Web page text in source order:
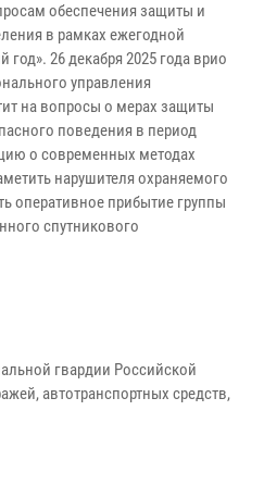
обеспечения защиты и
в рамках ежегодной
26 декабря 2025 года врио
управления
на вопросы о мерах защиты
поведения в период
о современных методах
нарушителя охраняемого
оперативное прибытие группы
спутникового
гвардии Российской
автотранспортных средств,